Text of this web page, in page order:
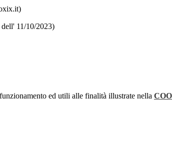
11/10/2023)
ed utili alle finalità illustrate nella